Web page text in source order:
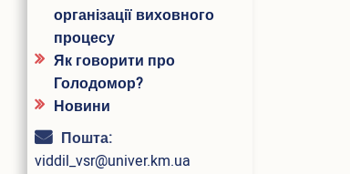
організації виховного
процесу
Як говорити про
Голодомор?
Новини
Пошта:
viddil_vsr@univer.km.ua